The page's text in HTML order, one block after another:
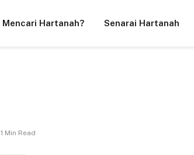
Mencari Hartanah? Senarai Hartanah
1 Min Read